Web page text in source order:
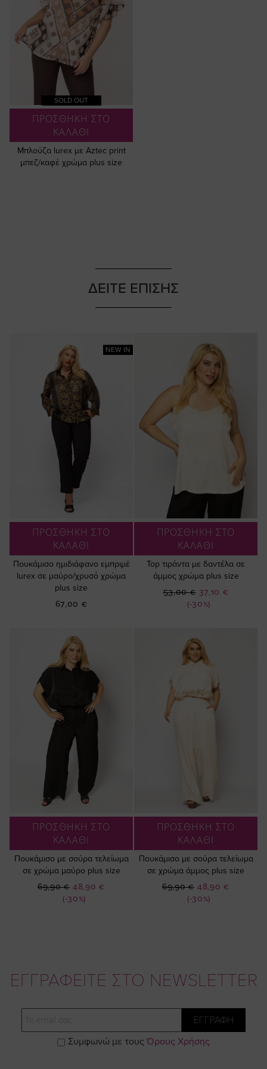
SOLD OUT
ΠΡΟΣΘΗΚΗ ΣΤΟ
ΚΑΛΑΘΙ
Μπλούζα lurex με Aztec print
μπεζ/καφέ χρώμα plus size
NEW IN
ΠΡΟΣΘΗΚΗ ΣΤΟ
ΚΑΛΑΘΙ
Πουκάμισο ημιδιάφανο εμπριμέ
lurex σε μαύρο/χρυσό χρώμα
plus size
67,00 €
ΠΡΟΣΘΗΚΗ ΣΤΟ
ΚΑΛΑΘΙ
Top τιράντα με δαντέλα σε
άμμος χρώμα plus size
(-30%)
Ειδική
Τιμή
37,10 €
53,00 €
ΠΡΟΣΘΗΚΗ ΣΤΟ
ΚΑΛΑΘΙ
Πουκάμισο με σούρα τελείωμα
σε χρώμα μαύρο plus size
(-30%)
Ειδική
Τιμή
48,90 €
69,90 €
ΠΡΟΣΘΗΚΗ ΣΤΟ
ΚΑΛΑΘΙ
Πουκάμισο με σούρα τελείωμα
σε χρώμα άμμος plus size
(-30%)
Ειδική
Τιμή
48,90 €
69,90 €
ΔΕΙΤΕ ΕΠΙΣΗΣ
ΕΓΓΡΑΦΕΙΤΕ ΣΤΟ NEWSLETTER
ΕΓΓΡΑΦΗ
Συμφωνώ με τους Όρους Χρήσης